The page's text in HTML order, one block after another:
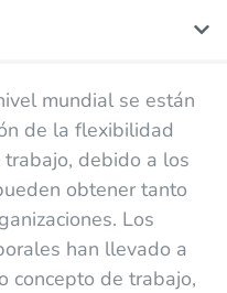
mundial se están
de la flexibilidad
debido a los
obtener tanto
Los
han llevado a
concepto de trabajo,